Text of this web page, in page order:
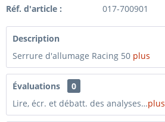
Réf. d'article : 017-700901
Description
Serrure d'allumage Racing 50 plus
Évaluations
0
Lire, écr. et débatt. des analyses…plus